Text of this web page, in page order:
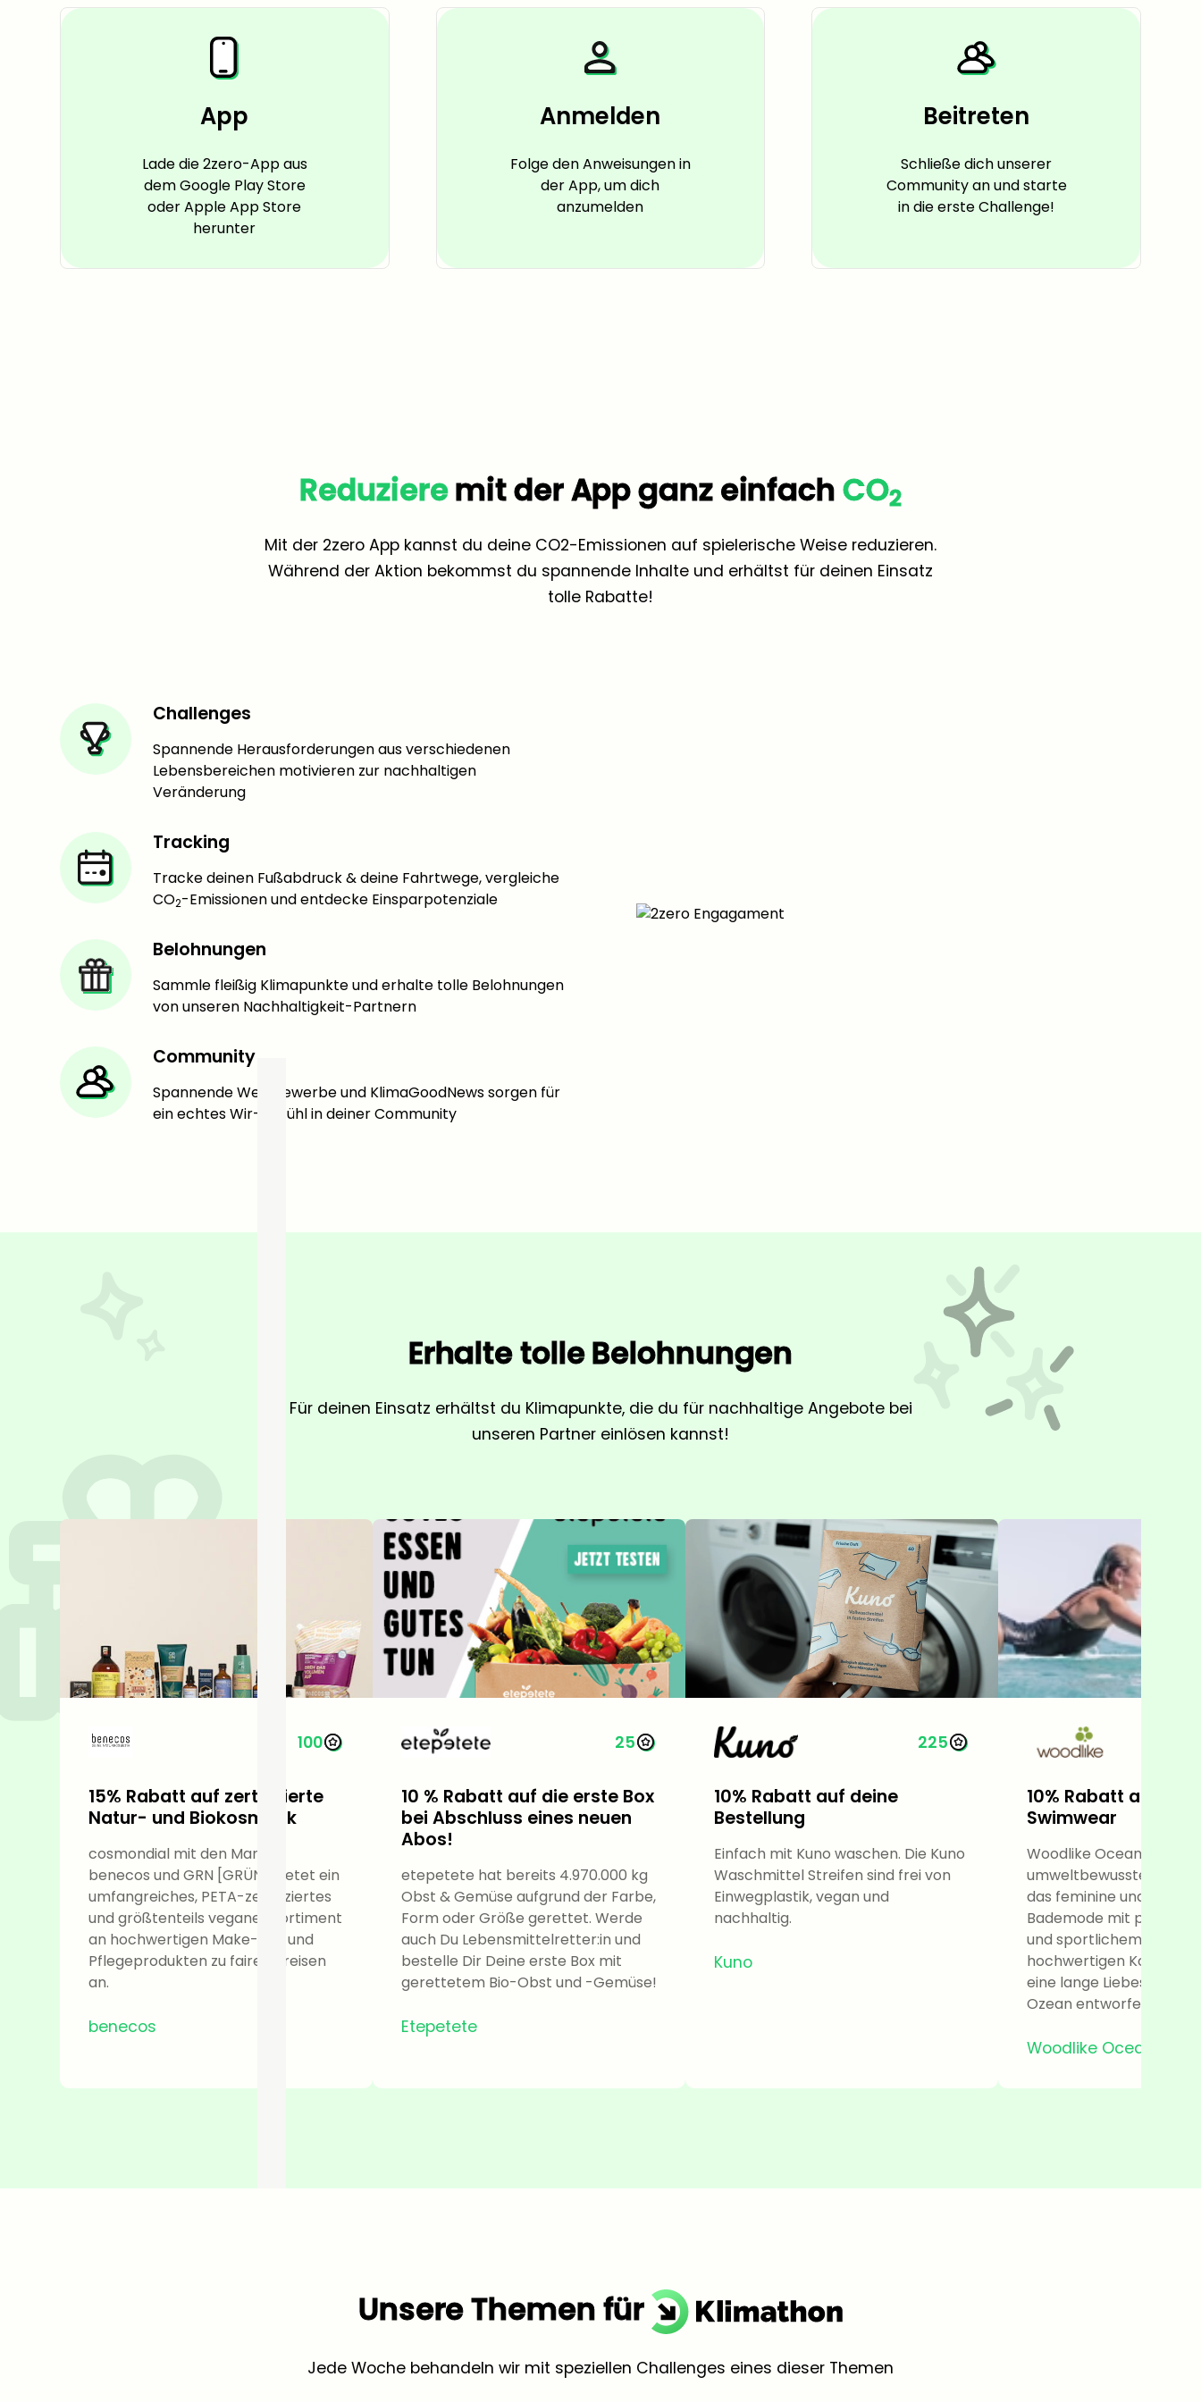
App
Lade die 2zero-App aus
dem Google Play Store
oder Apple App Store
herunter
Anmelden
Folge den Anweisungen in
der App, um dich
anzumelden
Beitreten
Schließe dich unserer
Community an und starte
in die erste Challenge!
Reduzieremit der App ganz einfachCO2
Mit der 2zero App kannst du deine CO2-Emissionen auf spielerische Weise reduzieren.
Während der Aktion bekommst du spannende Inhalte und erhältst für deinen Einsatz
tolle Rabatte!
Challenges
Spannende Herausforderungen aus verschiedenen
Lebensbereichen motivieren zur nachhaltigen
Veränderung
Tracking
Tracke deinen Fußabdruck & deine Fahrtwege, vergleiche
CO2-Emissionen und entdecke Einsparpotenziale
Belohnungen
Sammle fleißig Klimapunkte und erhalte tolle Belohnungen
von unseren Nachhaltigkeit-Partnern
Community
Spannende Wettbewerbe und KlimaGoodNews sorgen für
ein echtes Wir-Gefühl in deiner Community
Erhalte tolle Belohnungen
Für deinen Einsatz erhältst du Klimapunkte, die du für nachhaltige Angebote bei
unseren Partner einlösen kannst!
100
15% Rabatt auf zertifizierte
Natur- und Biokosmetik
cosmondial mit den Marken
benecos und GRN [GRÜN] bietet ein
umfangreiches, PETA-zertifiziertes
und größtenteils veganes Sortiment
an hochwertigen Make-up- und
Pflegeprodukten zu fairen Preisen
an.
benecos
25
10 % Rabatt auf die erste Box
bei Abschluss eines neuen
Abos!
etepetete hat bereits 4.970.000​ kg
Obst & Gemüse aufgrund der Farbe,
Form oder Größe gerettet. Werde
auch Du Lebensmittelretter:in und
bestelle Dir Deine erste Box mit
gerettetem Bio-Obst und -Gemüse!
Etepetete
225
10% Rabatt auf deine
Bestellung
Einfach mit Kuno waschen. Die Kuno
Waschmittel Streifen sind frei von
Einwegplastik, vegan und
nachhaltig.
Kuno
10% Rabatt auf
Swimwear
Woodlike Ocean ist ein
umweltbewusstes
das feminine und
Bademode mit
und sportlichem Touch
hochwertigen
eine lange
Ozean entworfen
Woodlike Ocean
Unsere Themen für
Jede Woche behandeln wir mit speziellen Challenges eines dieser Themen